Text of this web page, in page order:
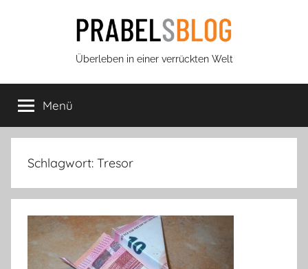
Prabels
Blog
Überleben in einer verrückten Welt
Menü
Schlagwort: Tresor